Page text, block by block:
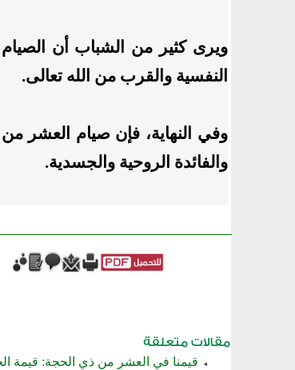
ويرى كثير من الشباب أن الصيام
النفسية والقرب من الله تعالى.
وفي النهاية، فإن صيام العشر
والفائدة الروحية والجسدية.
قيمنا في العشر من ذي الحجة: قيمة